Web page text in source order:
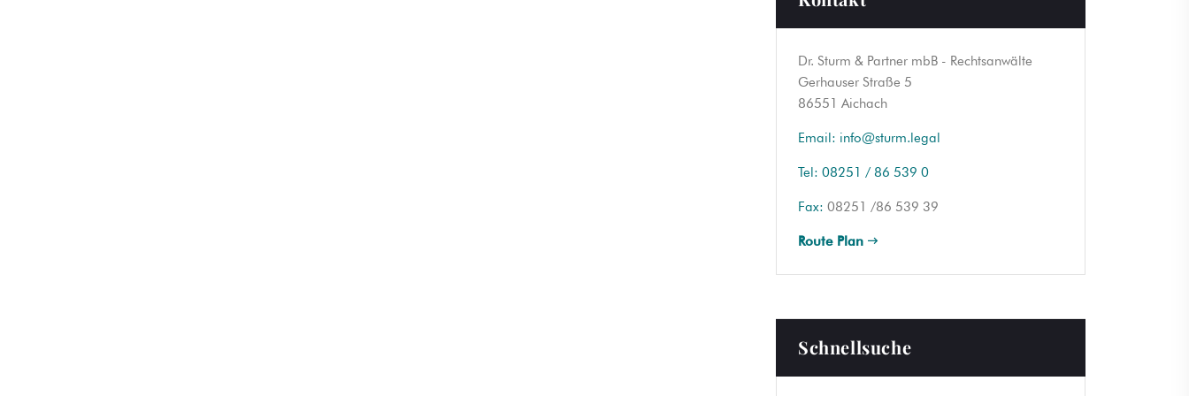
Dr. Sturm & Partner mbB - Rechtsanwälte
Gerhauser Straße 5
86551 Aichach
Email: info@sturm.legal
Tel: 08251 / 86 539 0
Fax: 08251 /86 539 39
Route Plan
Schnellsuche